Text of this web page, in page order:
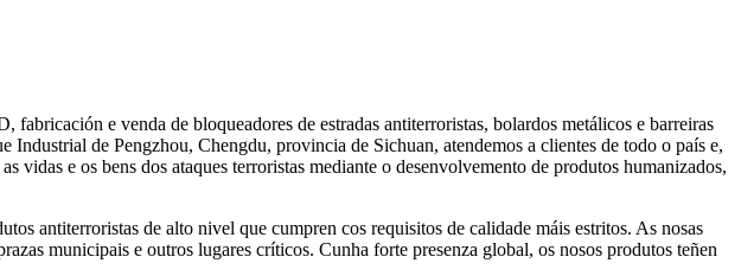
e venda de bloqueadores de estradas antiterroristas, bolardos metálicos e barreiras
Industrial de Pengzhou, Chengdu, provincia de Sichuan, atendemos a clientes de todo o país e,
vidas e os bens dos ataques terroristas mediante o desenvolvemento de produtos humanizados,
antiterroristas de alto nivel que cumpren cos requisitos de calidade máis estritos. As nosas
municipais e outros lugares críticos. Cunha forte presenza global, os nosos produtos teñen